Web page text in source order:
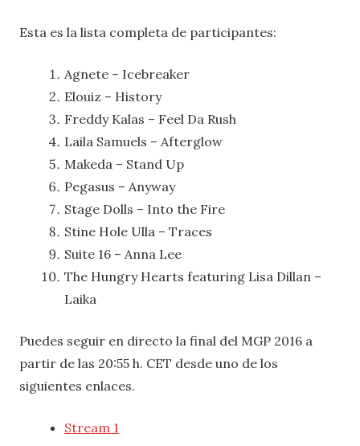
Esta es la lista completa de participantes:
Agnete – Icebreaker
Elouiz – History
Freddy Kalas – Feel Da Rush
Laila Samuels – Afterglow
Makeda – Stand Up
Pegasus – Anyway
Stage Dolls – Into the Fire
Stine Hole Ulla – Traces
Suite 16 – Anna Lee
The Hungry Hearts featuring Lisa Dillan –
Laika
Puedes seguir en directo la final del MGP 2016 a
partir de las 20:55 h. CET desde uno de los
siguientes enlaces.
Stream 1